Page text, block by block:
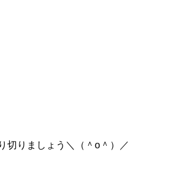
切りましょう＼（＾o＾）／